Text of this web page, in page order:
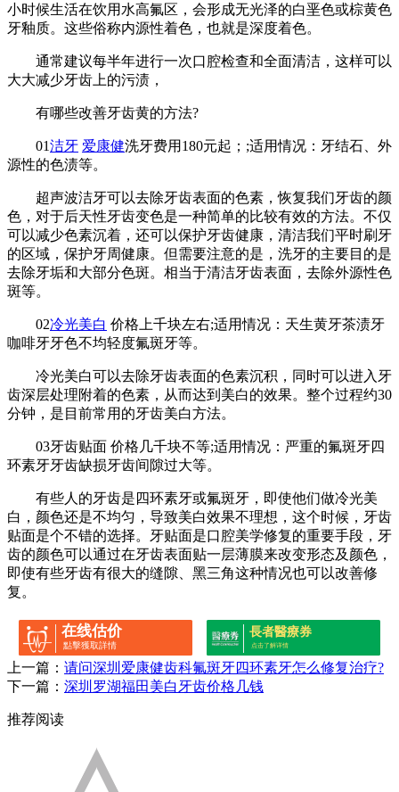
小时候生活在饮用水高氟区，会形成无光泽的白垩色或棕黄色
牙釉质。这些俗称内源性着色，也就是深度着色。
通常建议每半年进行一次口腔检查和全面清洁，这样可以
大大减少牙齿上的污渍，
有哪些改善牙齿黄的方法?
01洁牙 爱康健洗牙费用180元起；;适用情况：牙结石、外
源性的色渍等。
超声波洁牙可以去除牙齿表面的色素，恢复我们牙齿的颜
色，对于后天性牙齿变色是一种简单的比较有效的方法。不仅
可以减少色素沉着，还可以保护牙齿健康，清洁我们平时刷牙
的区域，保护牙周健康。但需要注意的是，洗牙的主要目的是
去除牙垢和大部分色斑。相当于清洁牙齿表面，去除外源性色
斑等。
02冷光美白 价格上千块左右;适用情况：天生黄牙茶渍牙
咖啡牙牙色不均轻度氟斑牙等。
冷光美白可以去除牙齿表面的色素沉积，同时可以进入牙
齿深层处理附着的色素，从而达到美白的效果。整个过程约30
分钟，是目前常用的牙齿美白方法。
03牙齿贴面 价格几千块不等;适用情况：严重的氟斑牙四
环素牙牙齿缺损牙齿间隙过大等。
有些人的牙齿是四环素牙或氟斑牙，即使他们做冷光美
白，颜色还是不均匀，导致美白效果不理想，这个时候，牙齿
贴面是个不错的选择。牙贴面是口腔美学修复的重要手段，牙
齿的颜色可以通过在牙齿表面贴一层薄膜来改变形态及颜色，
即使有些牙齿有很大的缝隙、黑三角这种情况也可以改善修
复。
在线估价
點擊獲取詳情
長者醫療券
点击了解详情
上一篇： 请问深圳爱康健齿科氟斑牙四环素牙怎么修复治疗?
下一篇： 深圳罗湖福田美白牙齿价格几钱
推荐阅读